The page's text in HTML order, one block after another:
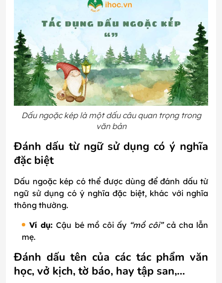
Dấu ngoặc kép là một dấu câu quan trọng trong
văn bản
Đánh dấu từ ngữ sử dụng có ý nghĩa
đặc biệt
Dấu ngoặc kép có thể được dùng để đánh dấu từ
ngữ sử dụng có ý nghĩa đặc biệt, khác với nghĩa
thông thường.
Ví dụ:Cậu bé mồ côi ấy “mồ côi” cả cha lẫn
mẹ.
Đánh dấu tên của các tác phẩm văn
học, vở kịch, tờ báo, hay tập san,…